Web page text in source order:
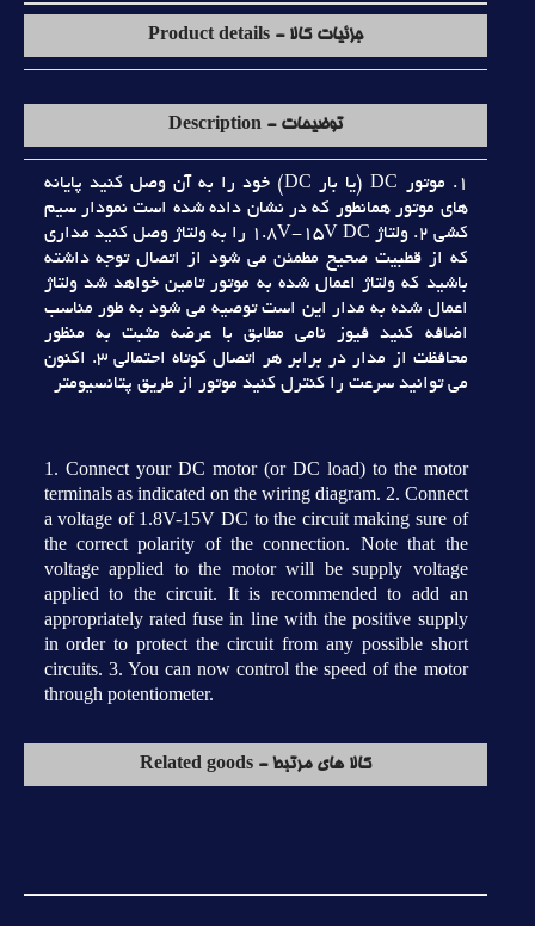
جزئیات کالا - Product details
توضیحات - Description
1. موتور DC (يا بار DC) خود را به آن وصل کنيد پايانه
هاي موتور همانطور که در نشان داده شده است نمودار سيم
کشي 2. ولتاژ 1.8V-15V DC را به ولتاژ وصل کنيد مداري
که از قطبيت صحيح مطمئن مي شود از اتصال توجه داشته
باشيد که ولتاژ اعمال شده به موتور تامين خواهد شد ولتاژ
اعمال شده به مدار اين است توصيه مي شود به طور مناسب
اضافه کنيد فيوز نامي مطابق با عرضه مثبت به منظور
محافظت از مدار در برابر هر اتصال کوتاه احتمالي 3. اکنون
مي توانيد سرعت را کنترل کنيد موتور از طريق پتانسيومتر
1. Connect your DC motor (or DC load) to the motor
terminals as indicated on the wiring diagram. 2. Connect
a voltage of 1.8V-15V DC to the circuit making sure of
the correct polarity of the connection. Note that the
voltage applied to the motor will be supply voltage
applied to the circuit. It is recommended to add an
appropriately rated fuse in line with the positive supply
in order to protect the circuit from any possible short
circuits. 3. You can now control the speed of the motor
through potentiometer.
کالا های مرتبط - Related goods